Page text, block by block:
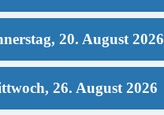
20. August 2026
26. August 2026